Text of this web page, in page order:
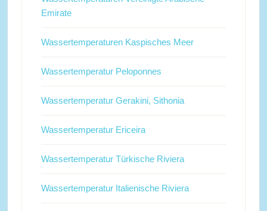
Emirate
Wassertemperaturen Kaspisches Meer
Wassertemperatur Peloponnes
Wassertemperatur Gerakini, Sithonia
Wassertemperatur Ericeira
Wassertemperatur Türkische Riviera
Wassertemperatur Italienische Riviera